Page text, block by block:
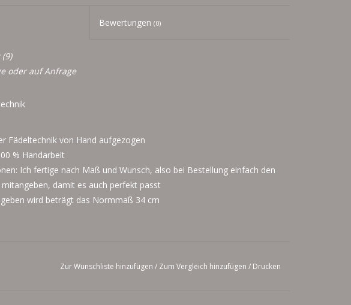
Bewertungen(0)
(9)
oder auf Anfrage
Fädeltechnik von Hand aufgezogen
% Handarbeit
Ich fertige nach Maß und Wunsch, also bei Bestellung einfach den
damit es auch perfekt passt
wird beträgt das Normmaß 34 cm
Zur Wunschliste hinzufügen / Zum Vergleich hinzufügen / Drucken